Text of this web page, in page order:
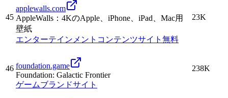
45
applewalls.com
AppleWalls：4KのApple、iPhone、iPad、Mac用
壁紙
エンターテインメント コンテンツサイト 無料
23K
46 foundation.game
Foundation: Galactic Frontier
ゲームブランドサイト
238K